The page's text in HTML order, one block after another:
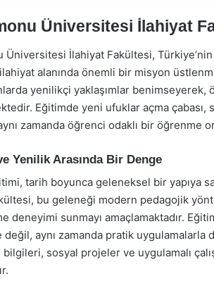
Üniversitesi İlahiyat
Üniversitesi İlahiyat Fakültesi,
alanında önemli bir misyon
yenilikçi yaklaşımlar benimseyerek,
Eğitimde yeni ufuklar açma çabası,
zamanda öğrenci odaklı bir öğrenme
Yenilik Arasında Bir Denge
tarih boyunca geleneksel bir yapıya
bu geleneği modern pedagojik
deneyimi sunmayı amaçlamaktadır.
değil, aynı zamanda pratik
sosyal projeler ve uygulamalı